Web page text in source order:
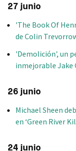
27 junio
'The Book Of
de Colin
'Demolición', un
inmejorable Jake
26 junio
Michael Sheen
en ‘Green River
24 junio